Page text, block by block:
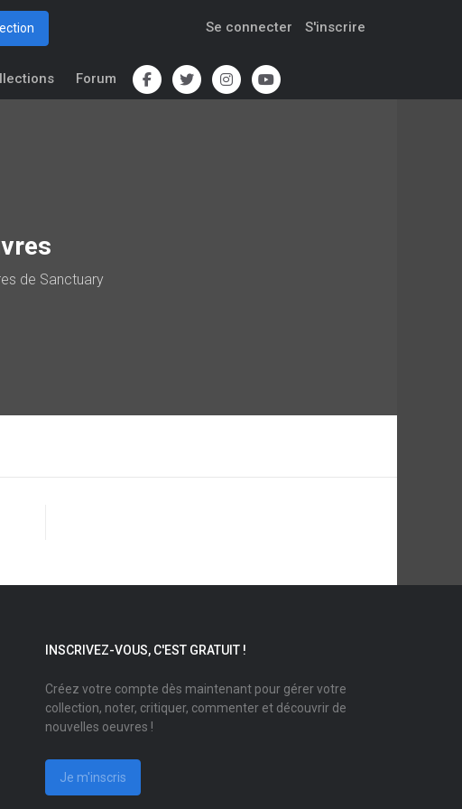
Se connecter S'inscrire
Forum
de Sanctuary
INSCRIVEZ-VOUS, C'EST GRATUIT !
Créez votre compte dès maintenant pour gérer votre
collection, noter, critiquer, commenter et découvrir de
nouvelles oeuvres !
Je m'inscris